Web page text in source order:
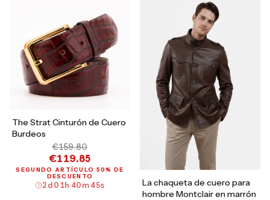
The Strat Cinturón de Cuero
Burdeos
€159.80
€119.85
SEGUNDO ARTÍCULO 50% DE
DESCUENTO
2 d 01h 40 m 44s
La chaqueta de cuero para
hombre Montclair en marrón